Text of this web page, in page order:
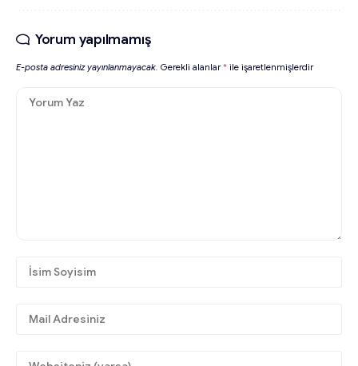
Yorum yapılmamış
E-posta adresiniz yayınlanmayacak. Gerekli alanlar* ile işaretlenmişlerdir